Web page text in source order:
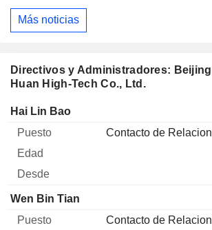
Más noticias
Directivos y Administradores:
Huan High-Tech Co., Ltd.
Director Puesto
Hai Lin Bao
Contacto de
Wen Bin Tian
Contacto de